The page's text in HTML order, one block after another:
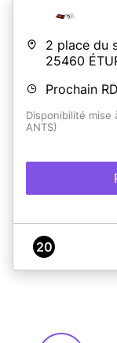
2 place du
25460
Prochain
Disponibilité mise
ANTS)
20